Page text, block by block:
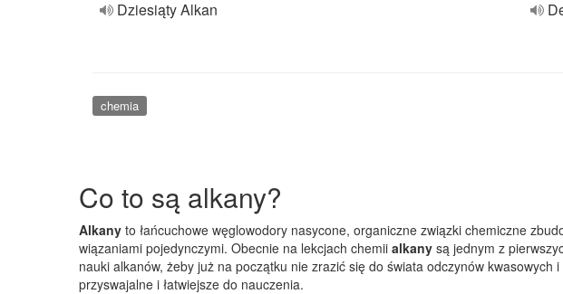
Dziesiąty Alkan
chemia
Co to są alkany?
Alkany to łańcuchowe węglowodory nasycone, organiczne związki chemiczne
wiązaniami pojedynczymi. Obecnie na lekcjach chemii alkany są jednym z
nauki alkanów, żeby już na początku nie zrazić się do świata odczynów
przyswajalne i łatwiejsze do nauczenia.